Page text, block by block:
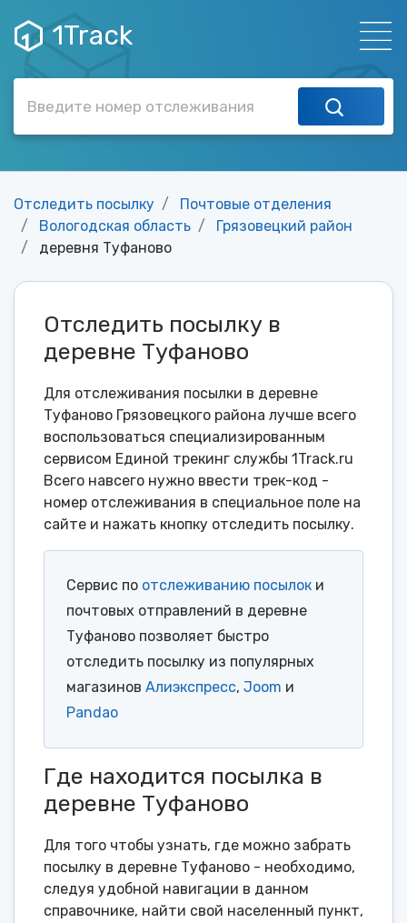
1Track
Отследить посылку
Почтовые отделения
Вологодская область
Грязовецкий район
деревня Туфаново
Отследить посылку в
деревне Туфаново
Для отслеживания посылки в деревне
Туфаново Грязовецкого района лучше всего
воспользоваться специализированным
сервисом Единой трекинг службы 1Track.ru
Всего навсего нужно ввести трек-код -
номер отслеживания в специальное поле на
сайте и нажать кнопку отследить посылку.
Сервис по отслеживанию посылок и
почтовых отправлений в деревне
Туфаново позволяет быстро
отследить посылку из популярных
магазинов Алиэкспресс, Joom и
Pandao
Где находится посылка в
деревне Туфаново
Для того чтобы узнать, где можно забрать
посылку в деревне Туфаново - необходимо,
следуя удобной навигации в данном
справочнике, найти свой населенный пункт,